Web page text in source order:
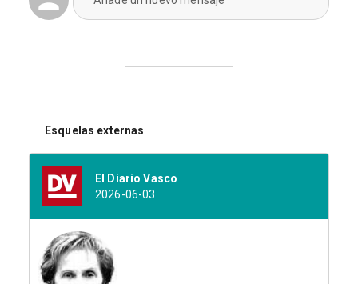
Esquelas externas
El Diario Vasco
2026-06-03